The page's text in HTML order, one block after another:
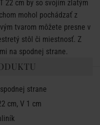
22 cm by so svojím zlatým
mohol pochádzať z
tvarom môžete presne v
stôl či miestnosť. Z
na spodnej strane.
spodnej strane
cm, V 1 cm